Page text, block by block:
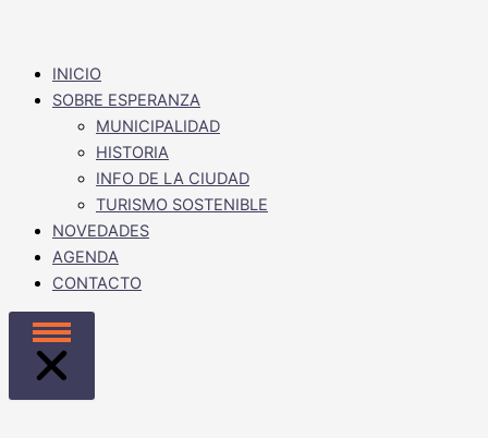
INICIO
SOBRE ESPERANZA
MUNICIPALIDAD
HISTORIA
INFO DE LA CIUDAD
TURISMO SOSTENIBLE
NOVEDADES
AGENDA
CONTACTO